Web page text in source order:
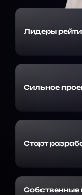
Лидеры
Сильное
Старт
Собственные